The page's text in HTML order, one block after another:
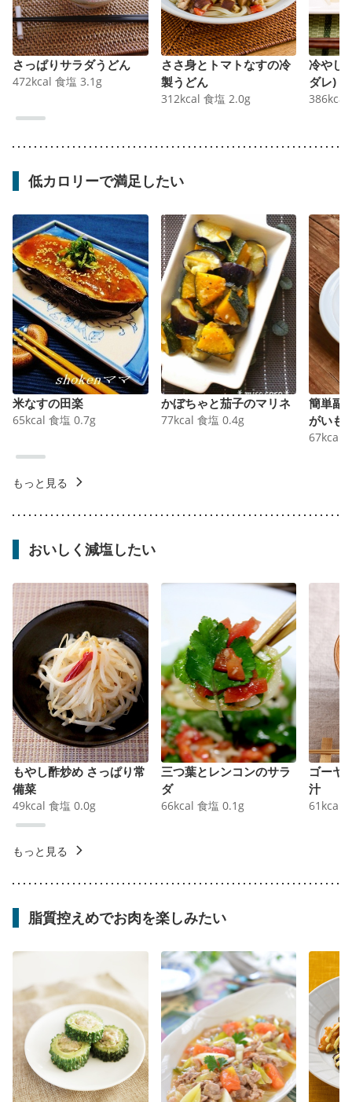
さっぱりサラダうどん
472kcal 食塩 3.1 g
ささ身とトマトなすの冷
製うどん
312kcal 食塩 2.0g
冷やし
ダレ)
386kcal
低カロリーで満足したい
米なすの田楽
65kcal 食塩 0.7g
かぼちゃと茄子のマリネ
77kcal 食塩 0.4g
簡単副
がいも
67kcal
もっと見る
おいしく減塩したい
もやし酢炒め さっぱり常
備菜
49kcal 食塩 0.0g
三つ葉とレンコンのサラ
ダ
66kcal 食塩 0.1 g
ゴーヤ
汁
61 kcal
もっと見る
脂質控えめでお肉を楽しみたい